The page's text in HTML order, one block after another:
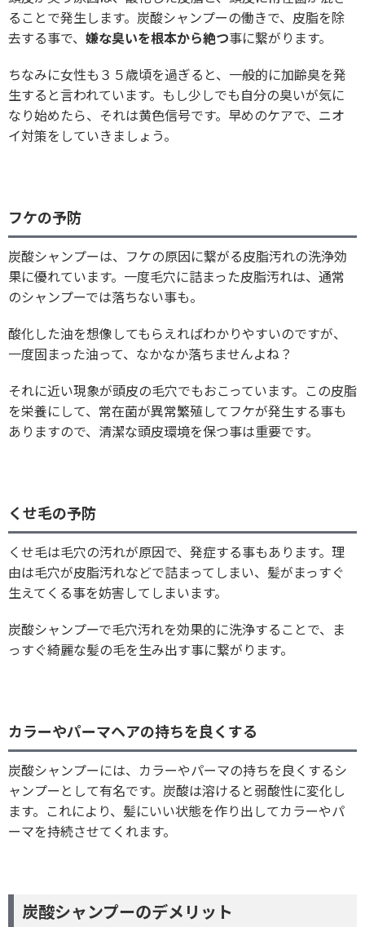
ることで発生します。炭酸シャンプーの働きで、皮脂を除
去する事で、 嫌な臭いを根本から絶つ事に繋がります。
ちなみに女性も３５歳頃を過ぎると、一般的に加齢臭を発
生すると言われています。もし少しでも自分の臭いが気に
なり始めたら、それは黄色信号です。早めのケアで、ニオ
イ対策をしていきましょう。
フケの予防
炭酸シャンプーは、フケの原因に繋がる皮脂汚れの洗浄効
果に優れています。一度毛穴に詰まった皮脂汚れは、通常
のシャンプーでは落ちない事も。
酸化した油を想像してもらえればわかりやすいのですが、
一度固まった油って、なかなか落ちませんよね？
それに近い現象が頭皮の毛穴でもおこっています。この皮脂
を栄養にして、常在菌が異常繁殖してフケが発生する事も
ありますので、清潔な頭皮環境を保つ事は重要です。
くせ毛の予防
くせ毛は毛穴の汚れが原因で、発症する事もあります。理
由は毛穴が皮脂汚れなどで詰まってしまい、髪がまっすぐ
生えてくる事を妨害してしまいます。
炭酸シャンプーで毛穴汚れを効果的に洗浄することで、ま
っすぐ綺麗な髪の毛を生み出す事に繋がります。
カラーやパーマヘアの持ちを良くする
炭酸シャンプーには、カラーやパーマの持ちを良くするシ
ャンプーとして有名です。炭酸は溶けると弱酸性に変化し
ます。これにより、髪にいい状態を作り出してカラーやパ
ーマを持続させてくれます。
炭酸シャンプーのデメリット